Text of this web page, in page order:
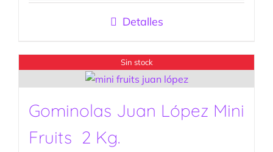
Detalles
Sin stock
Gominolas Juan López Mini
Fruits 2 Kg.